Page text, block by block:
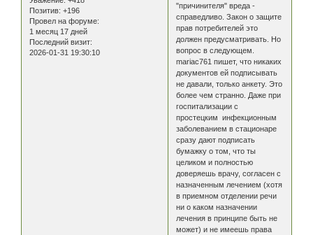
Позитив: +196
Провел на форуме:
1 месяц 17 дней
Последний визит:
2026-01-31 19:30:10
"причинителя" вреда -
справедливо. Закон о защите
прав потребителей это
должен предусматривать. Но
вопрос в следующем.
mariac761 пишет, что никаких
документов ей подписывать
не давали, только анкету. Это
более чем странно. Даже при
госпитализации с
простецким инфекционным
заболеванием в стационаре
сразу дают подписать
бумажку о том, что ты
целиком и полностью
доверяешь врачу, согласен с
назначенным лечением (хотя
в приемном отделении речи
ни о каком назначении
лечения в принципе быть не
может) и не имеешь права